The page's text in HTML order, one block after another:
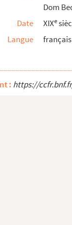
civile et
et criminelle, par
et arrêts
par Cassini.
et de mutations,
Actions
Notes sur le code
gracieux et
Georgis Delisle,
Dom
Date
XIXe
Langue
français
: https://